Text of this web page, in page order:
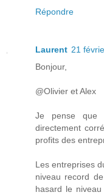
Répondre
Laurent 21
Bonjour,
@Olivier et Alex
Je pense que
directement
profits des
Les entreprises
niveau record
hasard le